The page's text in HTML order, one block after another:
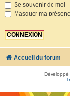
Se souvenir de moi
Masquer ma
Accueil du forum
Développé